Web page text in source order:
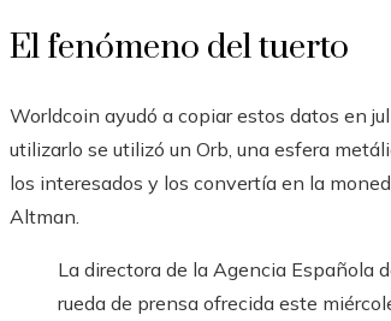
El fenómeno del tuerto
Worldcoin ayudó a copiar estos datos en
utilizarlo se utilizó un Orb, una esfera
los interesados ​​y los convertía en la
Altman.
La directora de la Agencia Española
rueda de prensa ofrecida este